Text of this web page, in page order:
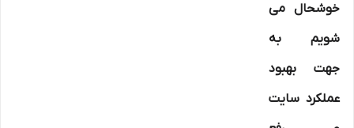
خوشحال می
شویم به
جهت بهبود
عملکرد سایت